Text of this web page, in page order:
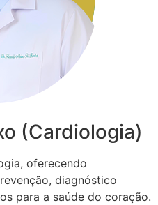
(Cardiologia)
oferecendo
diagnóstico
para a saúde do coração.